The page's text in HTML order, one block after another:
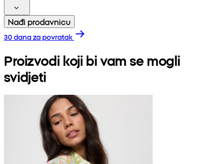
Nađi prodavnicu
30 dana za povratak
Proizvodi koji bi vam se mogli
svidjeti